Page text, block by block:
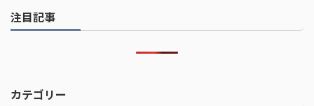
注目記事
カテゴリー